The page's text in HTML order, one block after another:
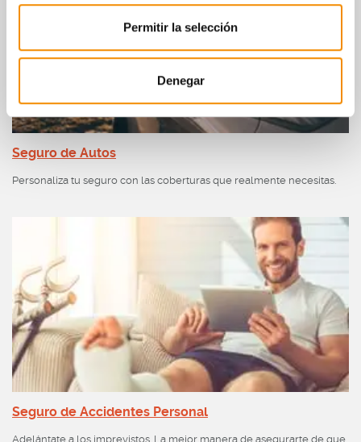
Permitir la selección
Denegar
Seguro de Autos
Personaliza tu seguro con las coberturas que realmente necesitas.
Seguro de Accidentes Personal
Adelántate a los imprevistos. La mejor manera de asegurarte de que